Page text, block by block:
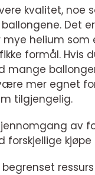
kvalitet, noe
Det
mye helium som
formål. Hvis
mange
mer egnet
tilgjengelig.
av
forskjellige kjøpe
begrenset